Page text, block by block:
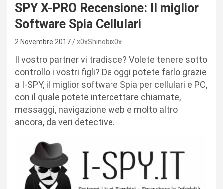
SPY X-PRO Recensione: Il miglior
Software Spia Cellulari
2 Novembre 2017 x0xShinobix0x
Il vostro partner vi tradisce? Volete tenere sotto
controllo i vostri figli? Da oggi potete farlo grazie
a I-SPY, il miglior software Spia per cellulari e PC,
con il quale potete intercettare chiamate,
messaggi, navigazione web e molto altro
ancora, da veri detective.